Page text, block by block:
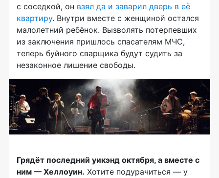
с соседкой, он взял да и заварил дверь в её
квартиру. Внутри вместе с женщиной остался
малолетний ребёнок. Вызволять потерпевших
из заключения пришлось спасателям МЧС,
теперь буйного сварщика будут судить за
незаконное лишение свободы.
Грядёт последний уикэнд октября, а вместе с
ним — Хеллоуин. Хотите подурачиться — у